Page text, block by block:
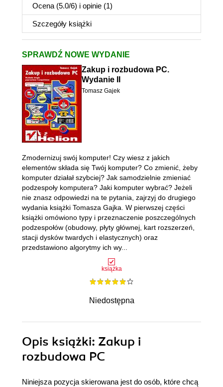
Ocena (5.0/6) i opinie (1)
Szczegóły książki
SPRAWDŹ NOWE WYDANIE
Zakup i rozbudowa PC.
Wydanie II
Tomasz Gajek
książka
Niedostępna
Zmodernizuj swój komputer! Czy wiesz z jakich
elementów składa się Twój komputer? Co zmienić, żeby
komputer działał szybciej? Jak samodzielnie zmieniać
podzespoły komputera? Jaki komputer wybrać? Jeżeli
nie znasz odpowiedzi na te pytania, zajrzyj do drugiego
wydania książki Tomasza Gajka. W pierwszej części
książki omówiono typy i przeznaczenie poszczególnych
podzespołów (obudowy, płyty głównej, kart rozszerzeń,
stacji dysków twardych i elastycznych) oraz
przedstawiono algorytmy ich wy...
Opis książki: Zakup i
rozbudowa PC
Niniejsza pozycja skierowana jest do osób, które chcą